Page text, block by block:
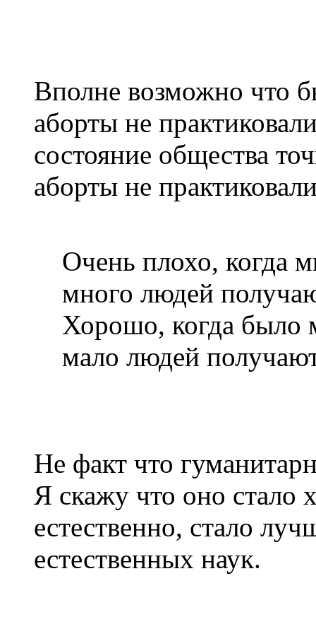
Вполне возможно что
аборты не
состояние общества
аборты не
Очень плохо, когда
много людей
Хорошо, когда было
мало людей
Не факт что
Я скажу что оно стало
естественно, стало
естественных наук.